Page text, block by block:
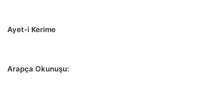
Ayet-i Kerime
Arapça Okunuşu: